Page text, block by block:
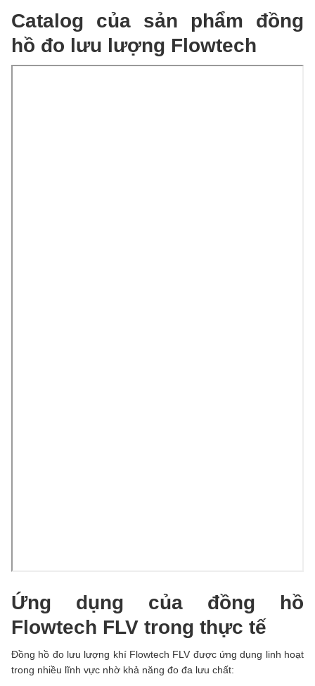
Catalog của sản phẩm đồng
hồ đo lưu lượng Flowtech
Ứng dụng của đồng hồ
Flowtech FLV trong thực tế
Đồng hồ đo lưu lượng khí Flowtech FLV được ứng dụng linh hoạt
trong nhiều lĩnh vực nhờ khả năng đo đa lưu chất: